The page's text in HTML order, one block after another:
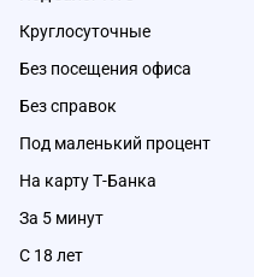
Круглосуточные
Без посещения офиса
Без справок
Под маленький процент
На карту Т-Банка
За 5 минут
С 18 лет